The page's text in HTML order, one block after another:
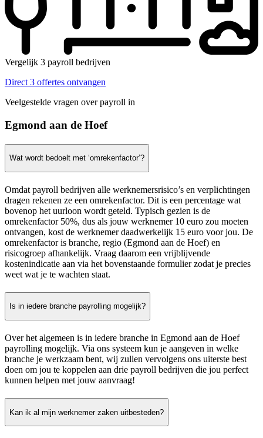
Vergelijk 3 payroll bedrijven
Direct 3 offertes ontvangen
Veelgestelde vragen over payroll in
Egmond aan de Hoef
Wat wordt bedoelt met ‘omrekenfactor’?
Omdat payroll bedrijven alle werknemersrisico’s en verplichtingen
dragen rekenen ze een omrekenfactor. Dit is een percentage wat
bovenop het uurloon wordt geteld. Typisch gezien is de
omrekenfactor 50%, dus als jouw werknemer 10 euro zou moeten
ontvangen, kost de werknemer daadwerkelijk 15 euro voor jou. De
omrekenfactor is branche, regio (Egmond aan de Hoef) en
risicogroep afhankelijk. Vraag daarom een vrijblijvende
kostenindicatie aan via het bovenstaande formulier zodat je precies
weet wat je te wachten staat.
Is in iedere branche payrolling mogelijk?
Over het algemeen is in iedere branche in Egmond aan de Hoef
payrolling mogelijk. Via ons systeem kun je aangeven in welke
branche je werkzaam bent, wij zullen vervolgens ons uiterste best
doen om jou te koppelen aan drie payroll bedrijven die jou perfect
kunnen helpen met jouw aanvraag!
Kan ik al mijn werknemer zaken uitbesteden?